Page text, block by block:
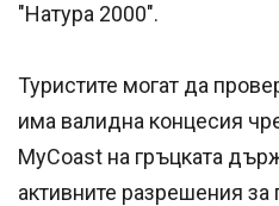
"Натура 2000".
Туристите могат да
има валидна концесия
MyCoast на гръцката
активните разрешения